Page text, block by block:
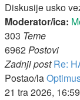
Diskusije usko
Moderator/ica:
303 Teme
6962Postovi
Zadnji post Re:
Postao/la
21 tra 2026, 16:59